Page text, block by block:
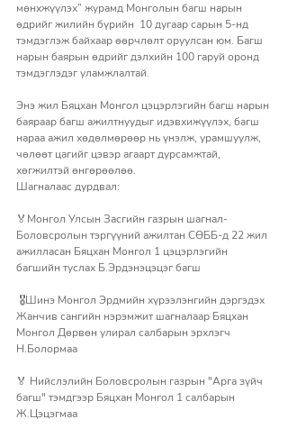
мөнхжүүлэх” журамд Монголын багш нарын
өдрийг жилийн бүрийн  10 дугаар сарын 5-нд
тэмдэглэж байхаар өөрчлөлт оруулсан юм. Багш
нарын баярын өдрийг дэлхийн 100 гаруй оронд
тэмдэглэдэг уламжлалтай.
Энэ жил Бяцхан Монгол цэцэрлэгийн багш нарын
баяраар багш ажилтнуудыг идэвхижүүлэх, багш
нараа ажил хөдөлмөрөөр нь үнэлж, урамшуулж,
чөлөөт цагийг цэвэр агаарт дурсамжтай,
хөгжилтэй өнгөрөөлөө.
Шагналаас дурдвал:
🏅Монгол Улсын Засгийн газрын шагнал-
Боловсролын тэргүүний ажилтан СӨББ-д 22 жил
ажилласан Бяцхан Монгол 1 цэцэрлэгийн
багшийн туслах Б.Эрдэнэцэцэг багш
Жанчив сангийн нэрэмжит шагналаар Бяцхан
Монгол Дөрвөн улирал салбарын эрхлэгч
Н.Болормаа
🏅 Нийслэлийн Боловсролын газрын "Арга зүйч
багш" тэмдгээр Бяцхан Монгол 1 салбарын
Ж.Цэцэгмаа